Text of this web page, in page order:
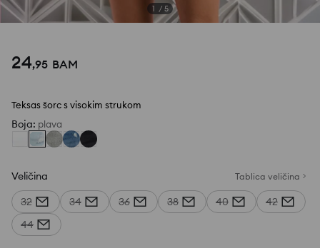
1 / 5
24,95 BAM
Teksas šorc s visokim strukom
Boja: plava
Veličina Tablica veličina
32 34 36 38 40
42
44